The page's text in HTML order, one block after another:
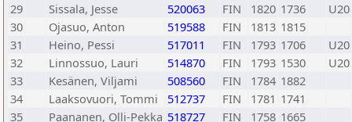
29
Sissala, Jesse 520063 FIN 1820 1736
U20
30
Ojasuo, Anton 519588 FIN 1813 1815
31
Heino, Pessi 517011 FIN 1793 1706
U20
32
Linnossuo, Lauri 514870 FIN 1793 1530
U20
33
Kesänen, Viljami 508560 FIN 1784 1882
34
Laaksovuori, Tommi 512737 FIN 1781 1741
35
Paananen, Olli-Pekka 518727 FIN 1758 1665